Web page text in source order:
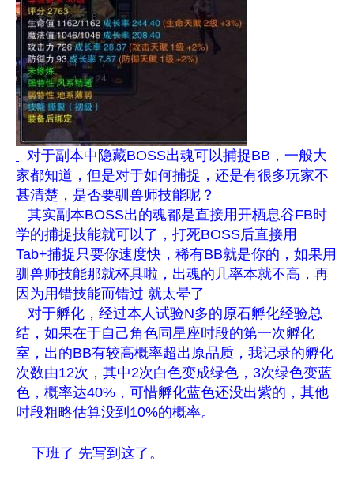
对于副本中隐藏BOSS出魂可以捕捉BB，一般大
家都知道，但是对于如何捕捉，还是有很多玩家不
甚清楚，是否要驯兽师技能呢？
其实副本BOSS出的魂都是直接用开栖息谷FB时
学的捕捉技能就可以了，打死BOSS后直接用
Tab+捕捉只要你速度快，稀有BB就是你的，如果用
驯兽师技能那就杯具啦，出魂的几率本就不高，再
因为用错技能而错过 就太晕了
对于孵化，经过本人试验N多的原石孵化经验总
结，如果在于自己角色同星座时段的第一次孵化
室，出的BB有较高概率超出原品质，我记录的孵化
次数由12次，其中2次白色变成绿色，3次绿色变蓝
色，概率达40%，可惜孵化蓝色还没出紫的，其他
时段粗略估算没到10%的概率。
下班了 先写到这了。